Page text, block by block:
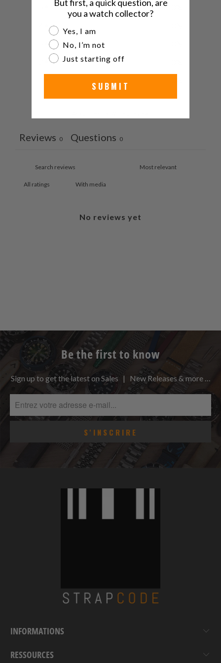
Reviews 0 Questions 0
With media
No reviews yet
Be the first to know
Sign up to get the latest on Sales | New Releases & more …
INFORMATIONS
RESSOURCES
But first, a quick question, are
you a watch collector?
Are you a watch collector?
Yes, I am
No, I’m not
Just starting off
SUBMIT